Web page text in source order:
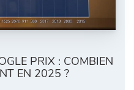
PRIX : COMBIEN
EN 2025 ?